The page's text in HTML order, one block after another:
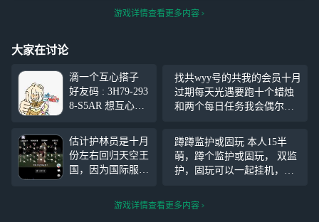
游戏详情查看更多内容
大家在讨论
滴一个互心搭子
好友码 : 3H79-293
8-S5AR 想互心的
（备注我ID ） 下
方是我和亲友合绘
的梗图（擎天柱是
她画的，另外一个
了一点锚点）
找共wyy号的共我的会员十月
过期每天光遇要跑十个蜡烛
和两个每日任务我会偶尔上
如果要玩光遇的话只能玩我
的号或者渠道服我的号是游
客模式我怕意外
估计护林员是十月
份左右回归天空王
国，因为国际服的
国际服的周年庆同
蹲蹲监护或固玩 本人15半
萌，蹲个监护或固玩， 双监
护，固玩可以一起挂机，上
王者蛋仔迷你，不卡年龄不
游戏详情查看更多内容